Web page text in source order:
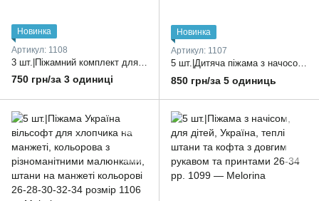
Новинка
Артикул: 1108
750 грн/за 3 одиниці
Новинка
Артикул: 1107
5 шт.|Дитяча піжама з начосом та яскравим принтом, Україна, один колір в упаковці 28-36 рр.
850 грн/за 5 одиниць